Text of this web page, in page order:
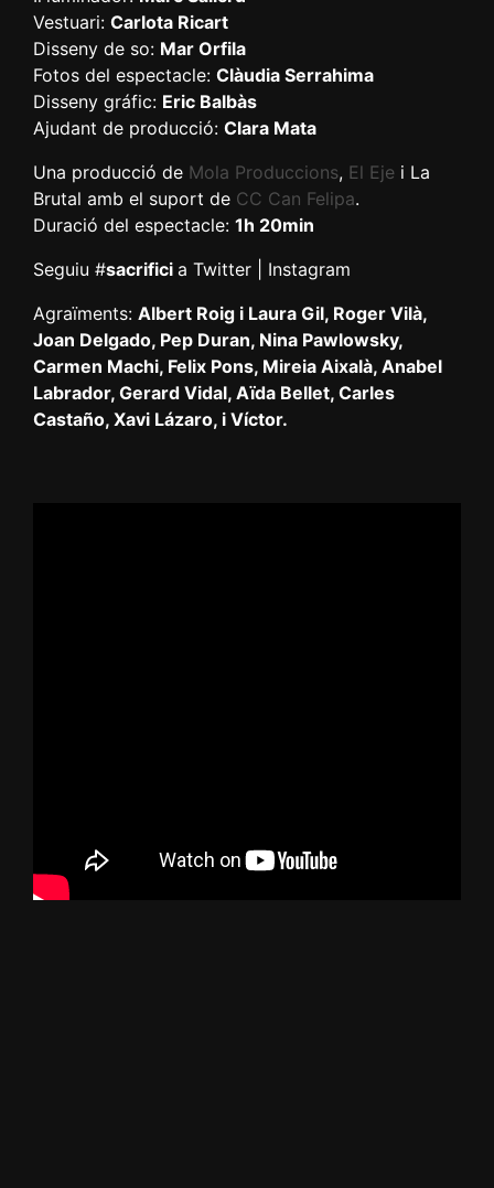
Vestuari: Carlota Ricart
Disseny de so: Mar Orfila
Fotos del espectacle: Clàudia Serrahima
Disseny gráfic: Eric Balbàs
Ajudant de producció: Clara Mata
Una producció de Mola Produccions, El Eje i La
Brutal amb el suport de CC Can Felipa.
Duració del espectacle: 1h 20min
Seguiu #sacrifici a Twitter | Instagram
Agraïments: Albert Roig i Laura Gil, Roger Vilà,
Joan Delgado, Pep Duran, Nina Pawlowsky,
Carmen Machi, Felix Pons, Mireia Aixalà, Anabel
Labrador, Gerard Vidal, Aïda Bellet, Carles
Castaño, Xavi Lázaro, i Víctor.